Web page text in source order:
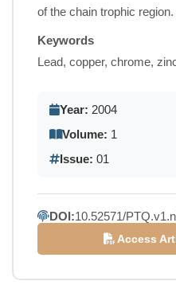
of the chain trophic region.
Keywords
Lead, copper, chrome,
Year: 2004
Volume: 1
Issue: 01
DOI:10.52571/
Access